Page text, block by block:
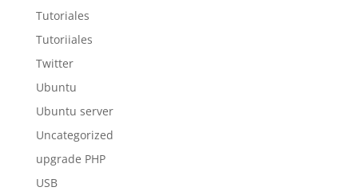
Tutoriales
Tutoriiales
Twitter
Ubuntu
Ubuntu server
Uncategorized
upgrade PHP
USB